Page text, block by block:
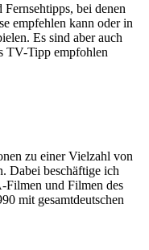
bei denen
empfehlen kann oder in
Es sind aber auch
TV-Tipp empfohlen
zu einer Vielzahl von
Dabei beschäftige ich
und Filmen des
mit gesamtdeutschen